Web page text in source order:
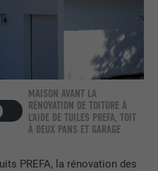
PREFA, la rénovation des
MAISON AVANT LA
RÉNOVATION DE TOITURE À
L’AIDE DE TUILES PREFA, TOIT
À DEUX PANS ET GARAGE
le service de réseau social
suivre l'utilisation de